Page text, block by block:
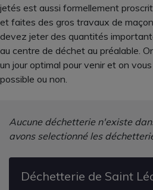
jetés est aussi formellement
et faites des gros travaux de
devez jeter des quantités
au centre de déchet au préalable.
un jour optimal pour venir et on
possible ou non.
Aucune déchetterie n'existe
avons selectionné les
Déchetterie de Saint